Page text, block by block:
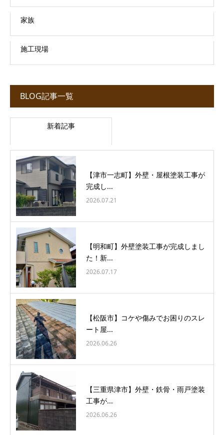
家族
施工現場
BLOG記事一覧
新着記事
【津市一志町】外壁・屋根塗装工事が
完成し...
2026.07.21
【明和町】外壁塗装工事が完成しまし
た！新...
2026.07.17
【松阪市】コケや傷みでお困りのスレ
ート屋...
2026.06.26
【三重県津市】外壁・鉄骨・雨戸塗装
工事が...
2026.06.26